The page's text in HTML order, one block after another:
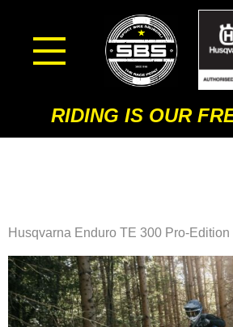
RIDING IS OUR
Husqvarna Enduro TE 300 Pro-Edition